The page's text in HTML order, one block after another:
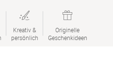
Kreativ &
persönlich
Originelle
Geschenkideen